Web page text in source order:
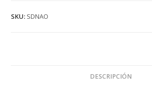
SKU: SDNAO
DESCRIPCIÓN